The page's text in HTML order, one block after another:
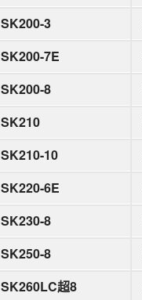
SK200-3
SK200-7E
SK200-8
SK210
SK210-10
SK220-6E
SK230-8
SK250-8
SK260LC超8